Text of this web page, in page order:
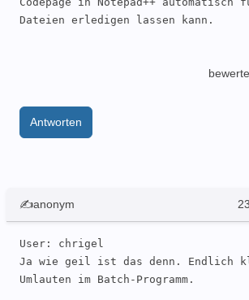
Dateien erledigen lassen kann.
Antworten
✍anonym
User: chrigel
Ja wie geil ist das denn. Endlich
Umlauten im Batch-Programm.